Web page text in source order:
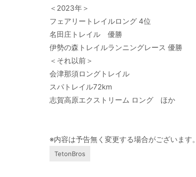
＜2023年＞
フェアリートレイルロング 4位
名田庄トレイル 優勝
伊勢の森トレイルランニングレース 優勝
＜それ以前＞
会津那須ロングトレイル
スパトレイル72km
志賀高原エクストリーム ロング ほか
※内容は予告無く変更する場合がございます
TetonBros